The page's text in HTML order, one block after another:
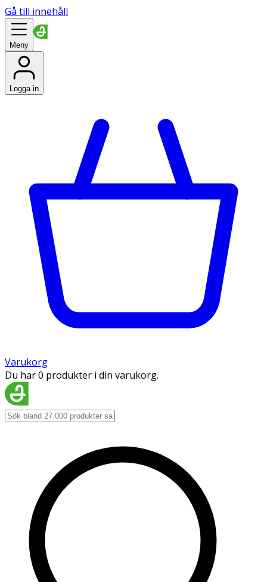
Gå till innehåll
Meny
Logga in
Varukorg
Du har 0 produkter i din varukorg.